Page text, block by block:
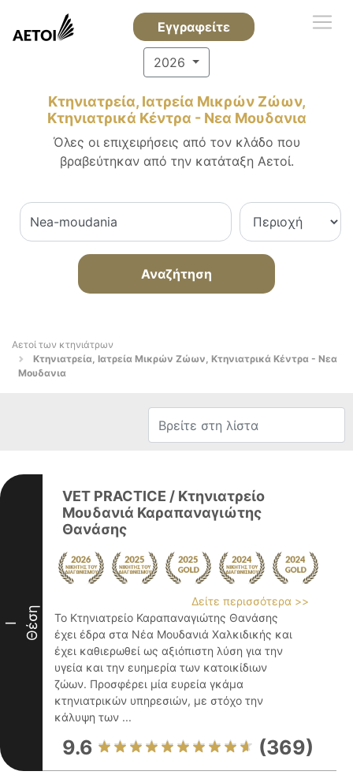
Εγγραφείτε
2026
Κτηνιατρεία, Ιατρεία Μικρών Ζώων,
Κτηνιατρικά Κέντρα - Νεα Μουδανια
Όλες οι επιχειρήσεις από τον κλάδο που
βραβεύτηκαν από την κατάταξη Αετοί.
Αναζήτηση
Αετοί των κτηνιάτρων
Κτηνιατρεία, Ιατρεία Μικρών Ζώων, Κτηνιατρικά Κέντρα - Νεα
Μουδανια
I Θέση
VET PRACTICE / Κτηνιατρείο
Μουδανιά Καραπαναγιώτης
Θανάσης
Δείτε περισσότερα >>
Το Κτηνιατρείο Καραπαναγιώτης Θανάσης
έχει έδρα στα Νέα Μουδανιά Χαλκιδικής και
έχει καθιερωθεί ως αξιόπιστη λύση για την
υγεία και την ευημερία των κατοικίδιων
ζώων. Προσφέρει μία ευρεία γκάμα
κτηνιατρικών υπηρεσιών, με στόχο την
κάλυψη των ...
9.6 (369)